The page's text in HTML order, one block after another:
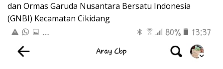
dan Ormas Garuda Nusantara Bersatu Indonesia
(GNBI) Kecamatan Cikidang